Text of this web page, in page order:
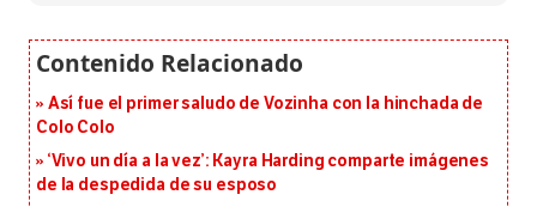
Así fue el primer saludo de Vozinha con la hinchada de
Colo Colo
‘Vivo un día a la vez’: Kayra Harding comparte imágenes
de la despedida de su esposo